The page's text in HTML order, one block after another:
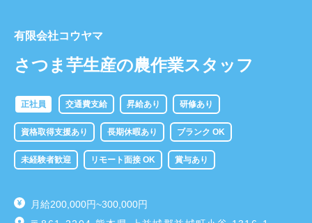
有限会社コウヤマ
さつま芋生産の農作業スタッフ
正社員 交通費支給 昇給あり 研修あり
資格取得支援あり 長期休暇あり ブランク OK
未経験者歓迎 リモート面接 OK 賞与あり
月給200,000円~300,000円